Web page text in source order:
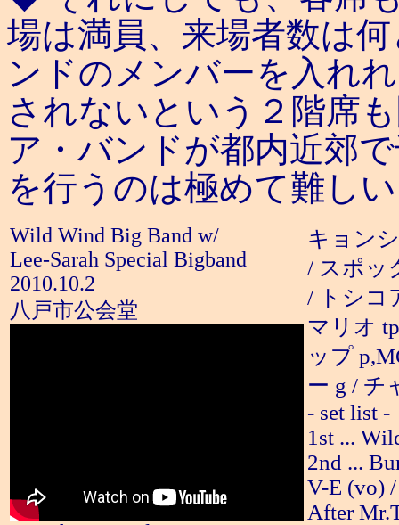
場は満員、来場者数は
ンドのメンバーを入れ
されないという２階席
ア・バンドが都内近郊
を行うのは極めて難し
Wild Wind Big Band w/
Lee-Sarah Special Bigband
2010.10.2
八戸市公会堂
キョン
/ スポッ
/ トシコ
マリオ
ップ
ー g / チ
- set list -
1st ...
2nd ...
V-E (vo)
After